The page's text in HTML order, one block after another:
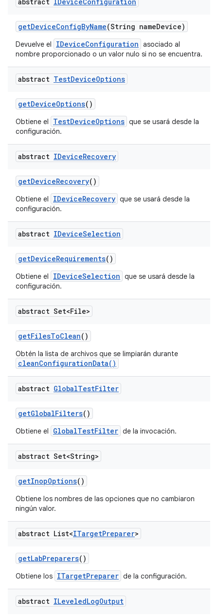
getDeviceConfigByName(String nameDevice)
Devuelve el IDeviceConfiguration asociado al
nombre proporcionado o un valor nulo si no se encuentra.
abstract TestDeviceOptions
getDeviceOptions()
Obtiene el TestDeviceOptions que se usará desde la
configuración.
abstract IDeviceRecovery
getDeviceRecovery()
Obtiene el IDeviceRecovery que se usará desde la
configuración.
abstract IDeviceSelection
getDeviceRequirements()
Obtiene el IDeviceSelection que se usará desde la
configuración.
abstract Set<File>
getFilesToClean()
Obtén la lista de archivos que se limpiarán durante
cleanConfigurationData()
abstract GlobalTestFilter
getGlobalFilters()
Obtiene el GlobalTestFilter de la invocación.
abstract Set<String>
getInopOptions()
Obtiene los nombres de las opciones que no cambiaron
ningún valor.
abstract List<ITargetPreparer>
getLabPreparers()
Obtiene los ITargetPreparer de la configuración.
abstract ILeveledLogOutput